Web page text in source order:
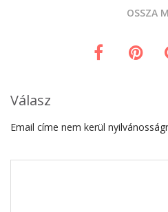
OSSZA
Válasz
Email címe nem kerül